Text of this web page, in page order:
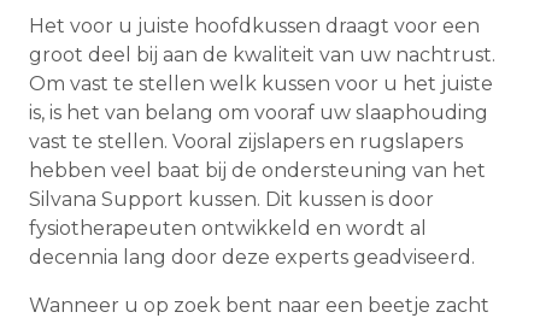
Het voor u juiste hoofdkussen draagt voor een
groot deel bij aan de kwaliteit van uw nachtrust.
Om vast te stellen welk kussen voor u het juiste
is, is het van belang om vooraf uw slaaphouding
vast te stellen. Vooral zijslapers en rugslapers
hebben veel baat bij de ondersteuning van het
Silvana Support kussen. Dit kussen is door
fysiotherapeuten ontwikkeld en wordt al
decennia lang door deze experts geadviseerd.
Wanneer u op zoek bent naar een beetje zacht